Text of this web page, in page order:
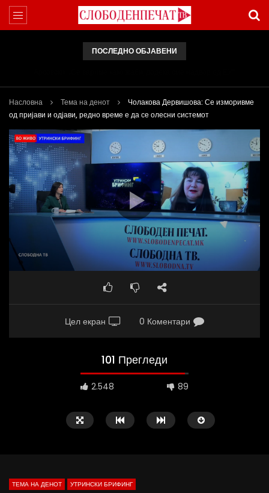
ПОСЛЕДНО ОБЈАВЕНИ
Насловна Тема на денот
Чолакова Дервишова: Се изморивме
од пријави и одјави, редно време е да се олесни системот
Цел екран 0 Коментари
101 Прегледи
2.548 89
ТЕМА НА ДЕНОТ УТРИНСКИ БРИФИНГ